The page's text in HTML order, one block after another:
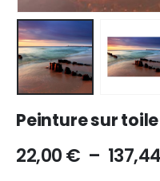
Peinture sur
22,00€ – 137,44